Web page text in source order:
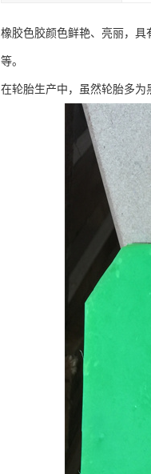
橡胶色胶颜色鲜艳、亮丽，
等。
在轮胎生产中，虽然轮胎多为